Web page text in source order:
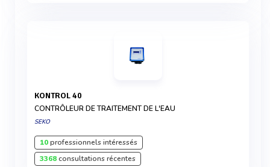
KONTROL 40
CONTRÔLEUR DE TRAITEMENT DE L'EAU
SEKO
10professionnels intéressés
3368consultations récentes